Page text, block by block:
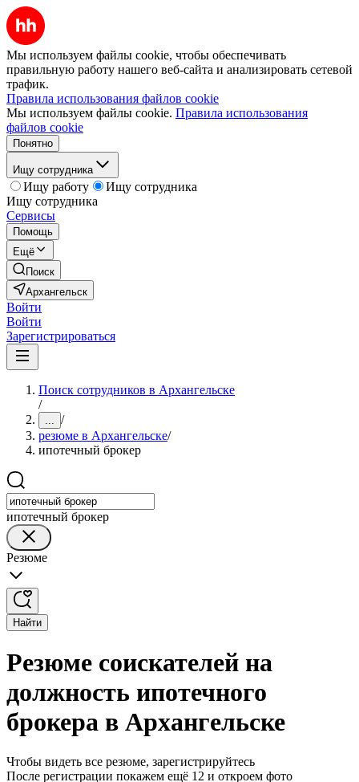
Мы используем файлы cookie, чтобы обеспечивать
правильную работу нашего веб-сайта и анализировать сетевой
трафик.
Правила использования файлов cookie
Мы используем файлы cookie. Правила использования
файлов cookie
Понятно
Ищу сотрудника
Ищу работу
Ищу сотрудника
Ищу сотрудника
Сервисы
Помощь
Ещё
Поиск
Архангельск
Войти
Войти
Зарегистрироваться
Поиск сотрудников в Архангельске
/
... /
резюме в Архангельске/
ипотечный брокер
ипотечный брокер
Резюме
Найти
Резюме соискателей на
должность ипотечного
брокера в Архангельске
Чтобы видеть все резюме, зарегистрируйтесь
После регистрации покажем ещё 12 и откроем фото